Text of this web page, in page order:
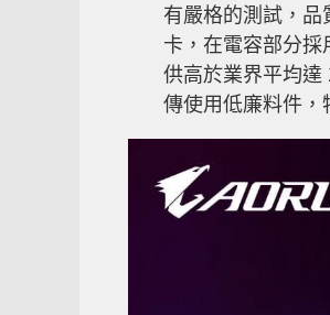
有嚴格的測試，品
卡，在電容部分採
供高於業界平均
傳使用低廉料件，